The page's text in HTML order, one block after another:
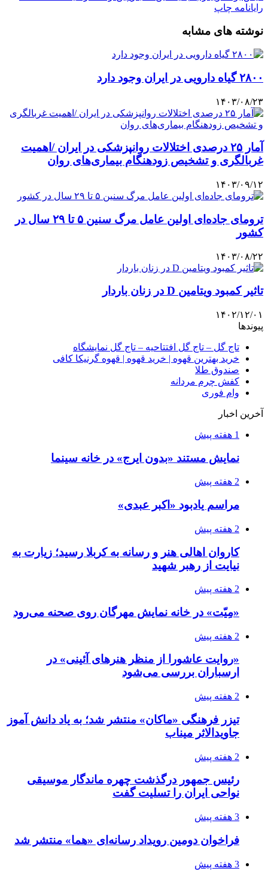
رایانامه چاپ
نوشته های مشابه
۲۸۰۰ گیاه دارویی در ایران وجود دارد
۱۴۰۳/۰۸/۲۳
آمار ۲۵ درصدی اختلالات روانپزشکی در ایران /اهمیت
غربالگری و تشخیص زودهنگام بیماری‌های روان
۱۴۰۳/۰۹/۱۲
ترومای جاده‌ای اولین عامل مرگ سنین ۵ تا ۲۹ سال در
کشور
۱۴۰۳/۰۸/۲۲
تاثیر کمبود ویتامین D در زنان باردار
۱۴۰۲/۱۲/۰۱
پیوندها
تاج گل – تاج گل افتتاحیه – تاج گل نمایشگاه
خرید بهترین قهوه | خرید قهوه | قهوه گرنیکا کافی
صندوق طلا
کفش چرم مردانه
وام فوری
آخرین اخبار
1 هفته پیش
نمایش مستند «بدون ایرج» در خانه سینما
2 هفته پیش
مراسم یادبود «اکبر عبدی»
2 هفته پیش
کاروان اهالی هنر و رسانه به کربلا رسید؛ زیارت به
نیایت از رهبر شهید
2 هفته پیش
«مِیّت» در خانه نمایش مهرگان روی صحنه می‌رود
2 هفته پیش
«روایت عاشورا از منظر هنرهای آئینی» در
ارسباران بررسی می‌شود
2 هفته پیش
تیزر فرهنگی «ماکان» منتشر شد؛ به یاد دانش آموز
جاویدالاثر میناب
2 هفته پیش
رئیس جمهور درگذشت چهره ماندگار موسیقی
نواحی ایران را تسلیت گفت
3 هفته پیش
فراخوان دومین رویداد رسانه‌ای «هما» منتشر شد
3 هفته پیش